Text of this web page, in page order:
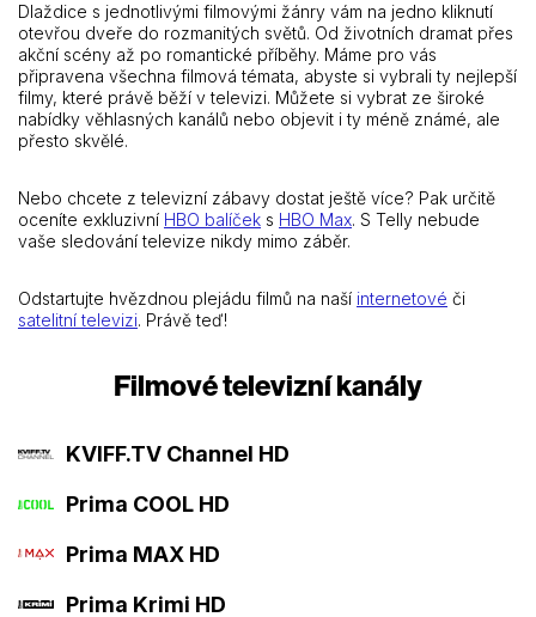
Dlaždice s jednotlivými filmovými žánry vám na jedno kliknutí
otevřou dveře do rozmanitých světů. Od životních dramat přes
akční scény až po romantické příběhy. Máme pro vás
připravena všechna filmová témata, abyste si vybrali ty nejlepší
filmy, které právě běží v televizi. Můžete si vybrat ze široké
nabídky věhlasných kanálů nebo objevit i ty méně známé, ale
přesto skvělé.
Nebo chcete z televizní zábavy dostat ještě více? Pak určitě
oceníte exkluzivní HBO balíček s HBO Max. S Telly nebude
vaše sledování televize nikdy mimo záběr.
Odstartujte hvězdnou plejádu filmů na naší internetové či
satelitní televizi. Právě teď!
Filmové televizní kanály
KVIFF.TV Channel HD
Prima COOL HD
Prima MAX HD
Prima Krimi HD